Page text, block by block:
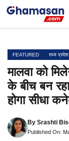
Skip
FEATURED मध्य प्रदेश
मालवा को
के बीच बन
होगा सीधा
By Srashti
Published On: